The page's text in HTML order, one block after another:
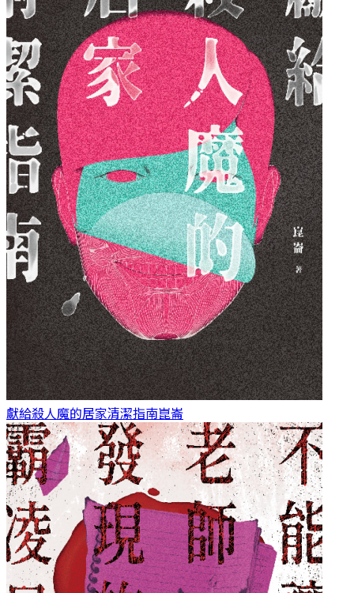
獻給殺人魔的居家清潔指南崑崙